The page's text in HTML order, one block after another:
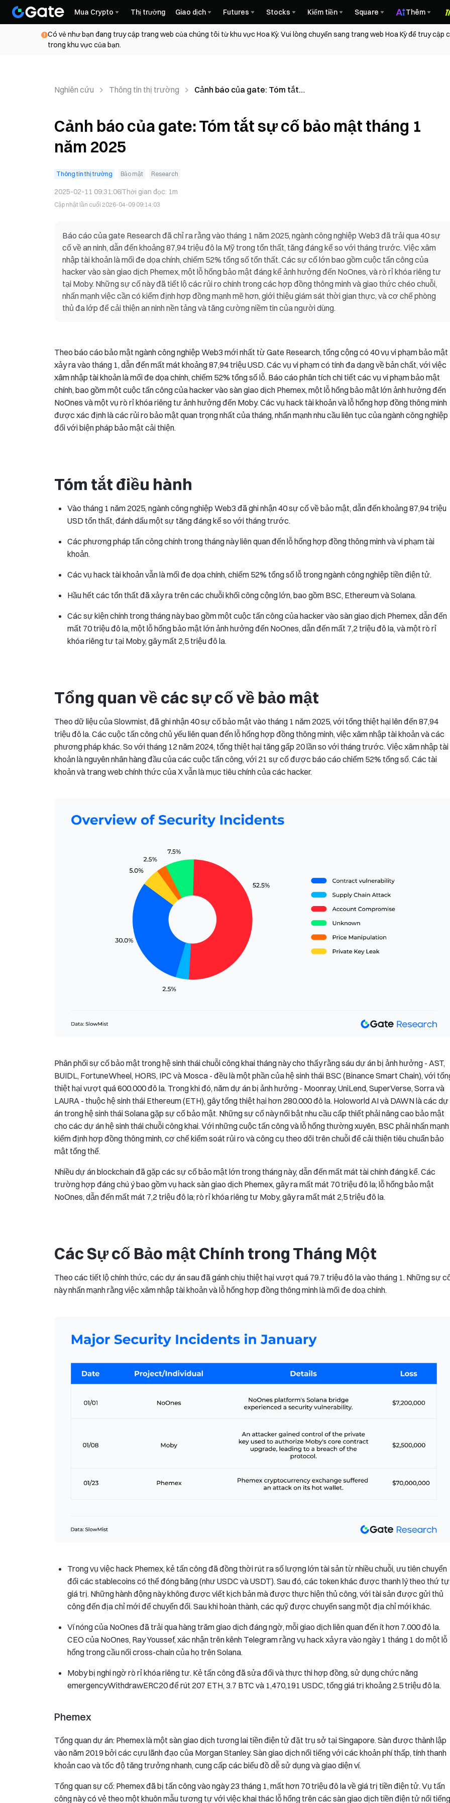
Mua Crypto Thị trường Giao dịch Futures Stocks Kiếm tiền Square Thêm
Có vẻ như bạn đang truy cập trang web của chúng tôi từ khu vực Hoa Kỳ. Vui lòng chuyển sang trang web Hoa Kỳ để truy cập
trong khu vực của bạn.
Nghiên cứu Thông tin thị trường
Cảnh báo của gate: Tóm tắt
Cảnh báo của gate: Tóm tắt sự cố bảo mật tháng 1
năm 2025
Thông tin thị trường Bảo mật Research
2025-02-11 09:31:06Thời gian đọc: 1m
Cập nhật lần cuối 2026-04-09 09:14:03
Báo cáo của gate Research đã chỉ ra rằng vào tháng 1 năm 2025, ngành công nghiệp Web3 đã trải qua 40 sự
cố về an ninh, dẫn đến khoảng 87,94 triệu đô la Mỹ trong tổn thất, tăng đáng kể so với tháng trước. Việc xâm
nhập tài khoản là mối đe dọa chính, chiếm 52% tổng số tổn thất. Các sự cố lớn bao gồm cuộc tấn công của
hacker vào sàn giao dịch Phemex, một lỗ hổng bảo mật đáng kể ảnh hưởng đến NoOnes, và rò rỉ khóa riêng tư
tại Moby. Những sự cố này đã tiết lộ các rủi ro chính trong các hợp đồng thông minh và giao thức chéo chuỗi,
nhấn mạnh việc cần có kiểm định hợp đồng mạnh mẽ hơn, giới thiệu giám sát thời gian thực, và cơ chế phòng
thủ đa lớp để cải thiện an ninh nền tảng và tăng cường niềm tin của người dùng.
Theo báo cáo bảo mật ngành công nghiệp Web3 mới nhất từ Gate Research, tổng cộng có 40 vụ vi phạm bảo mật
xảy ra vào tháng 1, dẫn đến mất mát khoảng 87,94 triệu USD. Các vụ vi phạm có tính đa dạng về bản chất, với việc
xâm nhập tài khoản là mối đe dọa chính, chiếm 52% tổng số lỗ. Báo cáo phân tích chi tiết các vụ vi phạm bảo mật
chính, bao gồm một cuộc tấn công của hacker vào sàn giao dịch Phemex, một lỗ hổng bảo mật lớn ảnh hưởng đến
NoOnes và một vụ rò rỉ khóa riêng tư ảnh hưởng đến Moby. Các vụ hack tài khoản và lỗ hổng hợp đồng thông minh
được xác định là các rủi ro bảo mật quan trọng nhất của tháng, nhấn mạnh nhu cầu liên tục của ngành công nghiệp
đối với biện pháp bảo mật cải thiện.
Tóm tắt điều hành
Vào tháng 1 năm 2025, ngành công nghiệp Web3 đã ghi nhận 40 sự cố về bảo mật, dẫn đến khoảng 87,94 triệu
USD tổn thất, đánh dấu một sự tăng đáng kể so với tháng trước.
Các phương pháp tấn công chính trong tháng này liên quan đến lỗ hổng hợp đồng thông minh và vi phạm tài
khoản.
Các vụ hack tài khoản vẫn là mối đe dọa chính, chiếm 52% tổng số lỗ trong ngành công nghiệp tiền điện tử.
Hầu hết các tổn thất đã xảy ra trên các chuỗi khối công cộng lớn, bao gồm BSC, Ethereum và Solana.
Các sự kiện chính trong tháng này bao gồm một cuộc tấn công của hacker vào sàn giao dịch Phemex, dẫn đến
mất 70 triệu đô la, một lỗ hổng bảo mật lớn ảnh hưởng đến NoOnes, dẫn đến mất 7,2 triệu đô la, và một rò rỉ
khóa riêng tư tại Moby, gây mất 2,5 triệu đô la.
Tổng quan về các sự cố về bảo mật
Theo dữ liệu của Slowmist, đã ghi nhận 40 sự cố bảo mật vào tháng 1 năm 2025, với tổng thiệt hại lên đến 87,94
triệu đô la. Các cuộc tấn công chủ yếu liên quan đến lỗ hổng hợp đồng thông minh, việc xâm nhập tài khoản và các
phương pháp khác. So với tháng 12 năm 2024, tổng thiệt hại tăng gấp 20 lần so với tháng trước. Việc xâm nhập tài
khoản là nguyên nhân hàng đầu của các cuộc tấn công, với 21 sự cố được báo cáo chiếm 52% tổng số. Các tài
khoản và trang web chính thức của X vẫn là mục tiêu chính của các hacker.
Phân phối sự cố bảo mật trong hệ sinh thái chuỗi công khai tháng này cho thấy rằng sáu dự án bị ảnh hưởng - AST,
BUIDL, FortuneWheel, HORS, IPC và Mosca - đều là một phần của hệ sinh thái BSC (Binance Smart Chain), với
thiệt hại vượt quá 600.000 đô la. Trong khi đó, năm dự án bị ảnh hưởng - Moonray, UniLend, SuperVerse, Sorra và
LAURA - thuộc hệ sinh thái Ethereum (ETH), gây tổng thiệt hại hơn 280.000 đô la. Holoworld AI và DAWN là các dự
án trong hệ sinh thái Solana gặp sự cố bảo mật. Những sự cố này nổi bật nhu cầu cấp thiết phải nâng cao bảo mật
cho các dự án hệ sinh thái chuỗi công khai. Với những cuộc tấn công và lỗ hổng thường xuyên, BSC phải nhấn mạnh
kiểm định hợp đồng thông minh, cơ chế kiểm soát rủi ro và công cụ theo dõi trên chuỗi để cải thiện tiêu chuẩn bảo
mật tổng thể.
Nhiều dự án blockchain đã gặp các sự cố bảo mật lớn trong tháng này, dẫn đến mất mát tài chính đáng kể. Các
trường hợp đáng chú ý bao gồm vụ hack sàn giao dịch Phemex, gây ra mất mát 70 triệu đô la; lỗ hổng bảo mật
NoOnes, dẫn đến mất mát 7,2 triệu đô la; rò rỉ khóa riêng tư Moby, gây ra mất mát 2,5 triệu đô la.
Các Sự cố Bảo mật Chính trong Tháng Một
Theo các tiết lộ chính thức, các dự án sau đã gánh chịu thiệt hại vượt quá 79.7 triệu đô la vào tháng 1. Những sự
này nhấn mạnh rằng việc xâm nhập tài khoản và lỗ hổng hợp đồng thông minh là mối đe doạ chính.
Trong vụ việc hack Phemex, kẻ tấn công đã đồng thời rút ra số lượng lớn tài sản từ nhiều chuỗi, ưu tiên chuyển
đổi các stablecoins có thể đóng băng (như USDC và USDT). Sau đó, các token khác được thanh lý theo thứ tự
giá trị. Những hành động này không được viết kịch bản mà được thực hiện thủ công, với tài sản được gửi thủ
công đến địa chỉ mới để chuyển đổi. Sau khi hoàn thành, các quỹ được chuyển sang một địa chỉ mới khác.
Ví nóng của NoOnes đã trải qua hàng trăm giao dịch đáng ngờ, mỗi giao dịch liên quan đến ít hơn 7.000 đô la.
CEO của NoOnes, Ray Youssef, xác nhận trên kênh Telegram rằng vụ hack xảy ra vào ngày 1 tháng 1 do một lỗ
hổng trong cầu nối cross-chain của họ trên Solana.
Moby bị nghi ngờ rò rỉ khóa riêng tư. Kẻ tấn công đã sửa đổi và thực thi hợp đồng, sử dụng chức năng
emergencyWithdrawERC20 để rút 207 ETH, 3.7 BTC và 1,470,191 USDC, tổng giá trị khoảng 2.5 triệu đô la.
Phemex
Tổng quan dự án: Phemex là một sàn giao dịch tương lai tiền điện tử đặt trụ sở tại Singapore. Sàn được thành lập
vào năm 2019 bởi các cựu lãnh đạo của Morgan Stanley. Sàn giao dịch nổi tiếng với các khoản phí thấp, tính thanh
khoản cao và tốc độ tăng trưởng nhanh, cung cấp các biểu đồ dễ sử dụng và giao diện ví.
Tổng quan sự cố: Phemex đã bị tấn công vào ngày 23 tháng 1, mất hơn 70 triệu đô la về giá trị tiền điện tử. Vụ tấn
công này có vẻ theo một khuôn mẫu tương tự với việc khai thác lỗ hổng trên các sàn giao dịch tiền điện tử nổi tiếng